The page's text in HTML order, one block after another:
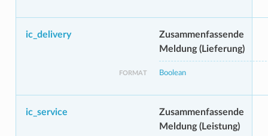
ic_delivery
Zusammenfassende
Meldung (Lieferung)
FORMAT Boolean
ic_service
Zusammenfassende
Meldung (Leistung)